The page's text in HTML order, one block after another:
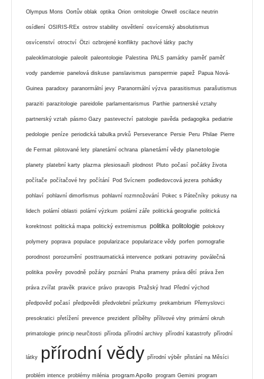
Olympus Mons Oortův oblak optika Orion ornitologie Orwell oscilace neutrin
osídlení OSIRIS-REx ostrov stability osvětlení osvícenský absolutismus
osvícenství otroctví Ötzi ozbrojené konflikty pachové látky pachy
paleoklimatologie paleolit paleontologie Palestina PALS památky paměť paměť
vody pandemie panelová diskuse panslavismus panspermie papež Papua Nová-
Guinea paradoxy paranormální jevy Paranormální výzva parasitismus parašutismus
paraziti parazitologie pareidolie parlamentarismus Parthie partnerské vztahy
partnerský vztah pásmo Gazy pastevectví patologie pavěda pedagogika pediatrie
pedologie peníze periodická tabulka prvků Perseverance Persie Peru Philae Pierre
de Fermat pilotované lety planetární ochrana planetární vědy planetologie
planety platební karty plazma plesiosauři plodnost Pluto počasí počátky života
počítače počítačové hry počítání Pod Svícnem podledovcová jezera pohádky
pohlaví pohlavní dimorfismus pohlavní rozmnožování Pokec s Pátečníky pokusy na
lidech polární oblasti polární výzkum polární záře politická geografie politická
korektnost politická mapa politický extremismus politika politologie polokovy
polymery poprava populace popularizace popularizace vědy porfen pornografie
porodnost porozumění posttraumatická intervence potkani potraviny poválečná
politika pověry povodně požáry poznání Praha prameny práva dětí práva žen
práva zvířat pravěk pravice právo pravopis Pražský hrad Přední východ
předpověď počasí předpovědi předvolební průzkumy prekambrium Přemyslovci
presokratici přetížení prevence prezident příběhy přílivové vlny primární okruh
primatologie princip neurčitosti příroda přírodní archivy přírodní katastrofy přírodní
látky přírodní vědy přírodní výběr přistání na Měsíci
problém intence problémy milénia program Apollo program Gemini program